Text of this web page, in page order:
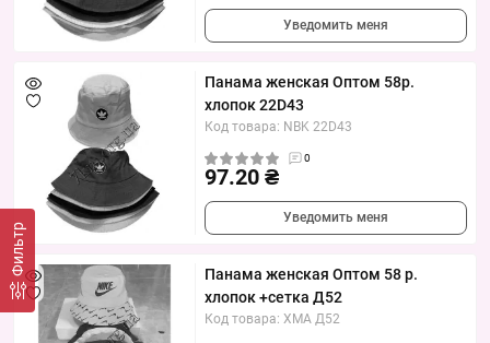
Фильтр
Уведомить меня
Панама женская Оптом 58р.
хлопок 22D43
Код товара: NBK 22D43
0
97.20 ₴
Уведомить меня
Панама женская Оптом 58 р.
хлопок +сетка Д52
Код товара: XMA Д52